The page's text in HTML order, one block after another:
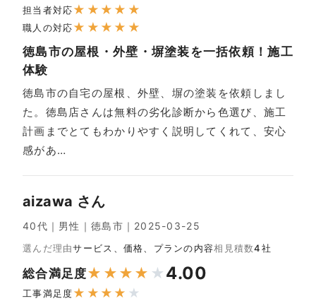
担当者対応★ ★ ★ ★ ★
職人の対応★ ★ ★ ★ ★
徳島市の屋根・外壁・塀塗装を一括依頼！施工
体験
徳島市の自宅の屋根、外壁、塀の塗装を依頼しまし
た。徳島店さんは無料の劣化診断から色選び、施工
計画までとてもわかりやすく説明してくれて、安心
感があ…
aizawa さん
40代｜男性｜徳島市｜2025-03-25
選んだ理由サービス、価格、プランの内容相見積数4社
総合満足度★ ★ ★ ★ ★ 4.00
工事満足度★ ★ ★ ★ ★